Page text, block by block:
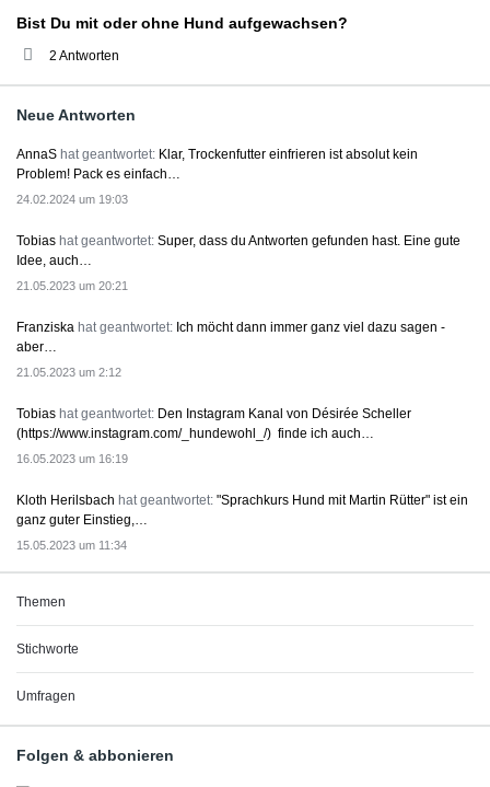
Bist Du mit oder ohne Hund aufgewachsen?
2 Antworten
Neue Antworten
AnnaS hat geantwortet: Klar, Trockenfutter einfrieren ist absolut kein
Problem! Pack es einfach…
24.02.2024 um 19:03
Tobias hat geantwortet: Super, dass du Antworten gefunden hast. Eine gute
Idee, auch…
21.05.2023 um 20:21
Franziska hat geantwortet: Ich möcht dann immer ganz viel dazu sagen -
aber…
21.05.2023 um 2:12
Tobias hat geantwortet: Den Instagram Kanal von Désirée Scheller
(https://www.instagram.com/_hundewohl_/) finde ich auch…
16.05.2023 um 16:19
Kloth Herilsbach hat geantwortet: "Sprachkurs Hund mit Martin Rütter" ist ein
ganz guter Einstieg,…
15.05.2023 um 11:34
Themen
Stichworte
Umfragen
Folgen & abbonieren